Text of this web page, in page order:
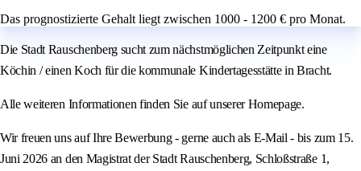
Das prognostizierte Gehalt liegt zwischen 1000 - 1200 € pro Monat.
Die Stadt Rauschenberg sucht zum nächstmöglichen Zeitpunkt eine
Köchin / einen Koch für die kommunale Kindertagesstätte in Bracht.
Alle weiteren Informationen finden Sie auf unserer Homepage.
Wir freuen uns auf Ihre Bewerbung - gerne auch als E-Mail - bis zum 15.
Juni 2026 an den Magistrat der Stadt Rauschenberg, Schloßstraße 1,